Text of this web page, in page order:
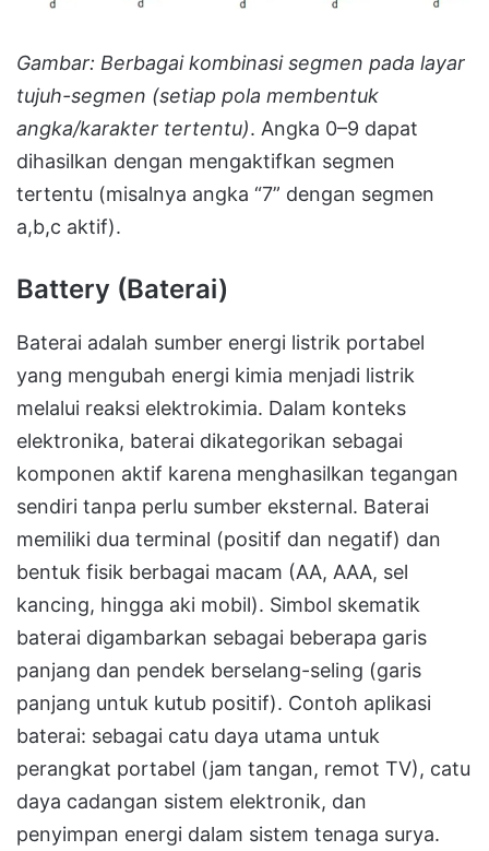
Gambar: Berbagai kombinasi segmen pada layar
tujuh-segmen (setiap pola membentuk
angka/karakter tertentu). Angka 0–9 dapat
dihasilkan dengan mengaktifkan segmen
tertentu (misalnya angka “7” dengan segmen
a,b,c aktif).
Battery (Baterai)
Baterai adalah sumber energi listrik portabel
yang mengubah energi kimia menjadi listrik
melalui reaksi elektrokimia. Dalam konteks
elektronika, baterai dikategorikan sebagai
komponen aktif karena menghasilkan tegangan
sendiri tanpa perlu sumber eksternal. Baterai
memiliki dua terminal (positif dan negatif) dan
bentuk fisik berbagai macam (AA, AAA, sel
kancing, hingga aki mobil). Simbol skematik
baterai digambarkan sebagai beberapa garis
panjang dan pendek berselang-seling (garis
panjang untuk kutub positif). Contoh aplikasi
baterai: sebagai catu daya utama untuk
perangkat portabel (jam tangan, remot TV), catu
daya cadangan sistem elektronik, dan
penyimpan energi dalam sistem tenaga surya.